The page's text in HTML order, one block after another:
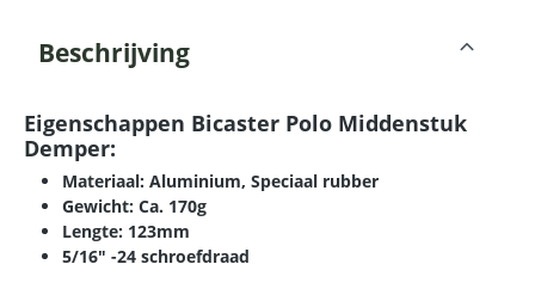
Beschrijving
Eigenschappen Bicaster Polo Middenstuk
Demper:
Materiaal: Aluminium, Speciaal rubber
Gewicht: Ca. 170g
Lengte: 123mm
5/16" -24 schroefdraad